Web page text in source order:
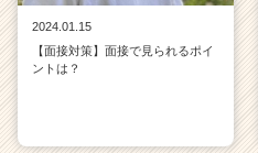
2024.01.15
【面接対策】面接で見られるポイ
ントは？